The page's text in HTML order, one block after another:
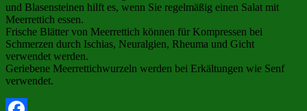
und Blasensteinen hilft es, wenn Sie regelmäßig einen Salat mit
Meerrettich essen.
Frische Blätter von Meerrettich können für Kompressen bei
Schmerzen durch Ischias, Neuralgien, Rheuma und Gicht
verwendet werden.
Geriebene Meerrettichwurzeln werden bei Erkältungen wie Senf
verwendet.